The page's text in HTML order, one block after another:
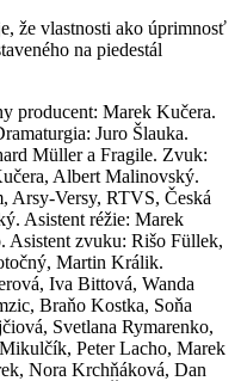
že vlastnosti ako úprimnosť
na piedestál
producent: Marek Kučera.
Juro Šlauka.
Müller a Fragile. Zvuk:
Albert Malinovský.
Arsy-Versy, RTVS, Česká
Asistent réžie: Marek
Asistent zvuku: Rišo Füllek,
Martin Králik.
Iva Bittová, Wanda
Braňo Kostka, Soňa
Svetlana Rymarenko,
Peter Lacho, Marek
Nora Krchňáková, Dan